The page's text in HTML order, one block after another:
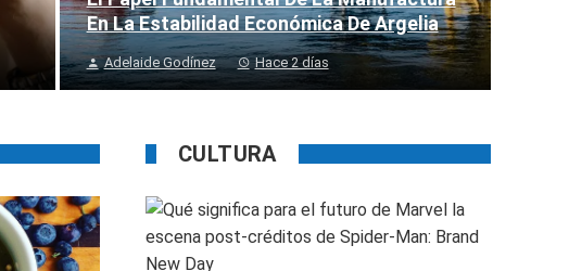
En La Estabilidad Económica De Argelia
Adelaide Godínez Hace 2 días
CULTURA